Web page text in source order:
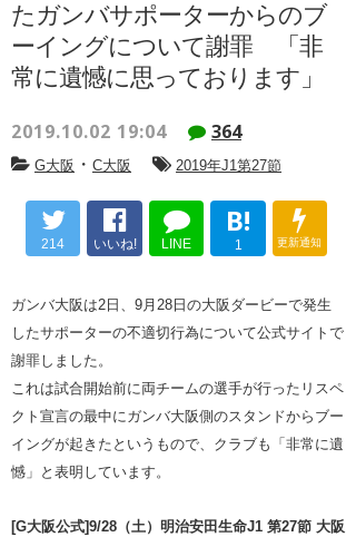
たガンバサポーターからのブ
ーイングについて謝罪 「非
常に遺憾に思っております」
2019.10.02 19:04 364
G大阪 ・ C大阪 2019年J1第27節
214 いいね! LINE
B!
1 更新通知
ガンバ大阪は2日、9月28日の大阪ダービーで発生
したサポーターの不適切行為について公式サイトで
謝罪しました。
これは試合開始前に両チームの選手が行ったリスペ
クト宣言の最中にガンバ大阪側のスタンドからブー
イングが起きたというもので、クラブも「非常に遺
憾」と表明しています。
[G大阪公式]9/28（土）明治安田生命J1 第27節 大阪